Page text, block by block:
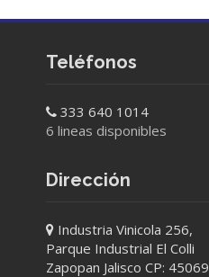
Teléfonos
333 640 1014
6 lineas disponibles
Dirección
Industria Vinicola 256,
Parque Industrial El Colli
Zapopan Jalisco CP: 45069